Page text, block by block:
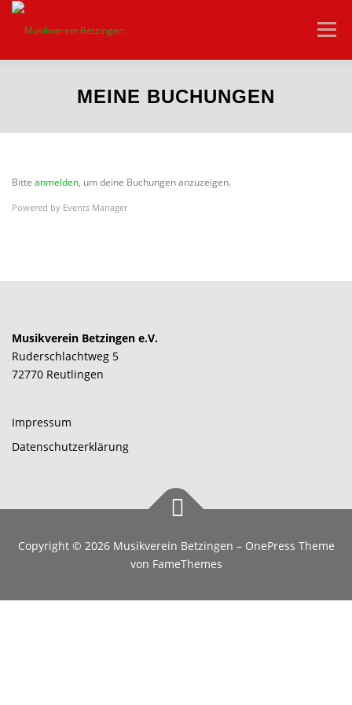
Zum
springen
Menü
VEREIN AKTUELLES ORCHESTER
MEINE BUCHUNGEN
Bitte anmelden, um deine Buchungen anzuzeigen.
Powered by Events Manager
Musikverein Betzingen e.V.
Ruderschlachtweg 5
72770 Reutlingen
Impressum
Datenschutzerklärung
Copyright © 2026 Musikverein Betzingen – OnePress Theme
von FameThemes